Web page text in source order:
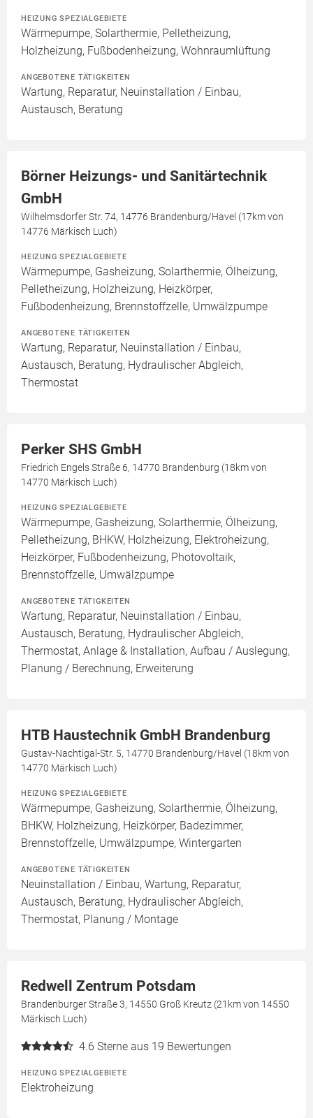
HEIZUNG SPEZIALGEBIETE
Wärmepumpe, Solarthermie, Pelletheizung,
Holzheizung, Fußbodenheizung, Wohnraumlüftung
ANGEBOTENE TÄTIGKEITEN
Wartung, Reparatur, Neuinstallation / Einbau,
Austausch, Beratung
Börner Heizungs- und Sanitärtechnik
GmbH
Wilhelmsdorfer Str. 74, 14776 Brandenburg/Havel (17km von
14776 Märkisch Luch)
HEIZUNG SPEZIALGEBIETE
Wärmepumpe, Gasheizung, Solarthermie, Ölheizung,
Pelletheizung, Holzheizung, Heizkörper,
Fußbodenheizung, Brennstoffzelle, Umwälzpumpe
ANGEBOTENE TÄTIGKEITEN
Wartung, Reparatur, Neuinstallation / Einbau,
Austausch, Beratung, Hydraulischer Abgleich,
Thermostat
Perker SHS GmbH
Friedrich Engels Straße 6, 14770 Brandenburg (18km von
14770 Märkisch Luch)
HEIZUNG SPEZIALGEBIETE
Wärmepumpe, Gasheizung, Solarthermie, Ölheizung,
Pelletheizung, BHKW, Holzheizung, Elektroheizung,
Heizkörper, Fußbodenheizung, Photovoltaik,
Brennstoffzelle, Umwälzpumpe
ANGEBOTENE TÄTIGKEITEN
Wartung, Reparatur, Neuinstallation / Einbau,
Austausch, Beratung, Hydraulischer Abgleich,
Thermostat, Anlage & Installation, Aufbau / Auslegung,
Planung / Berechnung, Erweiterung
HTB Haustechnik GmbH Brandenburg
Gustav-Nachtigal-Str. 5, 14770 Brandenburg/Havel (18km von
14770 Märkisch Luch)
HEIZUNG SPEZIALGEBIETE
Wärmepumpe, Gasheizung, Solarthermie, Ölheizung,
BHKW, Holzheizung, Heizkörper, Badezimmer,
Brennstoffzelle, Umwälzpumpe, Wintergarten
ANGEBOTENE TÄTIGKEITEN
Neuinstallation / Einbau, Wartung, Reparatur,
Austausch, Beratung, Hydraulischer Abgleich,
Thermostat, Planung / Montage
Redwell Zentrum Potsdam
Brandenburger Straße 3, 14550 Groß Kreutz (21km von 14550
Märkisch Luch)
4.6 Sterne aus 19 Bewertungen
HEIZUNG SPEZIALGEBIETE
Elektroheizung